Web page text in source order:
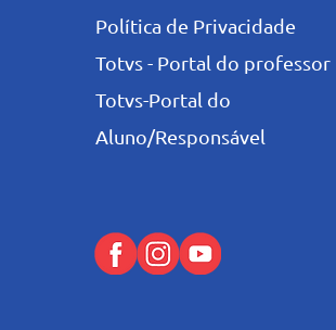
Política de Privacidade
Totvs - Portal do professor
Totvs-Portal do
Aluno/Responsável